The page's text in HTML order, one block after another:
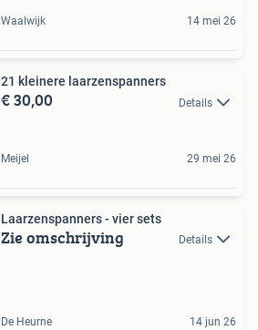
Waalwijk 14 mei 26
21 kleinere laarzenspanners
€ 30,00 Details
Meijel 29 mei 26
Laarzenspanners - vier sets
Zie omschrijving Details
De Heurne 14 jun 26